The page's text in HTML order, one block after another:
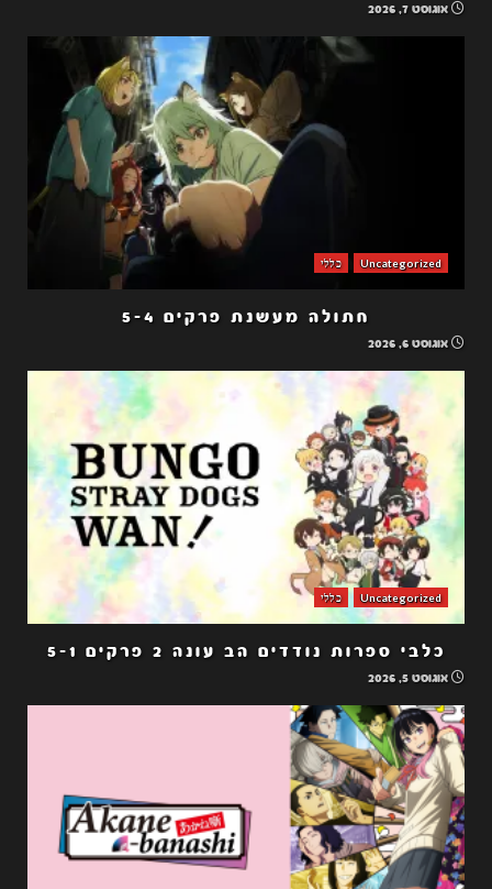
אוגוסט 7, 2026
Uncategorized כללי
חתולה מעשנת פרקים 5-4
אוגוסט 6, 2026
Uncategorized כללי
כלבי ספרות נודדים הב עונה 2 פרקים 5-1
אוגוסט 5, 2026